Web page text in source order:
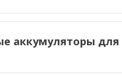
аккумуляторы для